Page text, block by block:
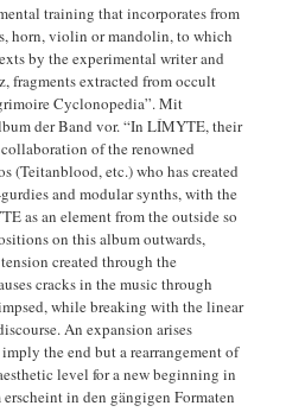
training that incorporates from
horn, violin or mandolin, to which
by the experimental writer and
fragments extracted from occult
Cyclonopedia”. Mit
der Band vor. “In LÍMYTE, their
of the renowned
(Teitanblood, etc.) who has created
and modular synths, with the
as an element from the outside so
on this album outwards,
created through the
cracks in the music through
while breaking with the linear
An expansion arises
the end but a rearrangement of
level for a new beginning in
in den gängigen Formaten